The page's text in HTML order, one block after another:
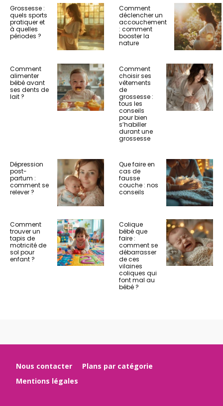
Grossesse :
quels sports
pratiquer et
à quelles
périodes ?
Comment
déclencher un
accouchement
: comment
booster la
nature
Comment
alimenter
bébé avant
ses dents de
lait ?
Comment
choisir ses
vêtements
de
grossesse :
tous les
conseils
pour bien
s’habiller
durant une
grossesse
Dépression
post-
partum :
comment se
relever ?
Que faire en
cas de
fausse
couche : nos
conseils
Comment
trouver un
tapis de
motricité de
sol pour
enfant ?
Colique
bébé que
faire :
comment se
débarrasser
de ces
vilaines
coliques qui
font mal au
bébé ?
Nous contacter
Plans par catégorie
Mentions légales